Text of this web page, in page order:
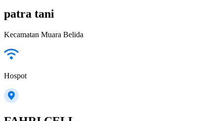
patra tani
Kecamatan Muara Belida
Hospot